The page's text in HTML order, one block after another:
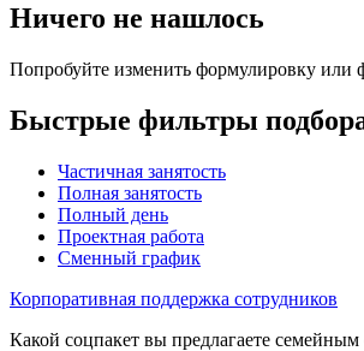
Ничего не нашлось
Попробуйте изменить формулировку или
Быстрые фильтры
Частичная занятость
Полная занятость
Полный день
Проектная работа
Сменный график
Корпоративная поддержка сотрудников
Какой соцпакет вы предлагаете семейным